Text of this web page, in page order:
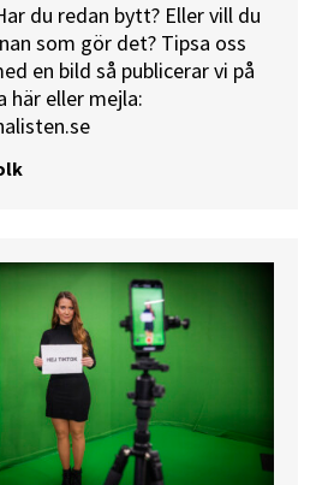
du redan bytt? Eller vill du
som gör det? Tipsa oss
en bild så publicerar vi på
här eller mejla: